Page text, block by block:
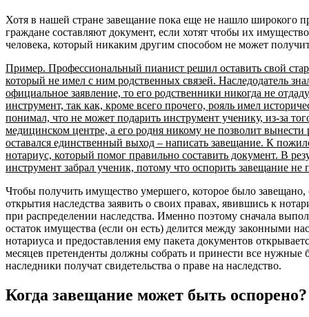
Хотя в нашей стране завещание пока еще не нашло широкого
граждане составляют документ, если хотят чтобы их
человека, который никаким другим способом не может
Пример. Профессиональный пианист решил оставить свой
который не имел с ним родственных связей. Наследодатель
официальное заявление, то его родственники никогда не
инструмент, так как, кроме всего прочего, рояль имел
понимал, что не может подарить инструмент ученику, из-за
медицинском центре, а его родня никому не позволит
оставался единственный выход – написать завещание. К
нотариус, который помог правильно составить документ. В
инструмент забрал ученик, потому что оспорить завещание не
Чтобы получить имущество умершего, которое было завещано,
открытия наследства заявить о своих правах, явившись к
при распределении наследства. Именно поэтому сначала
остаток имущества (если он есть) делится между законными
нотариуса и предоставления ему пакета документов
месяцев претенденты должны собрать и принести все нужные
наследники получат свидетельства о праве на наследство.
Когда завещание может быть оспорено?